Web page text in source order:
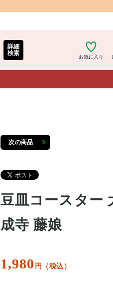
お気に入り
詳細
検索
次の商品
豆皿コースター
成寺 藤娘
1,980 円（税込）